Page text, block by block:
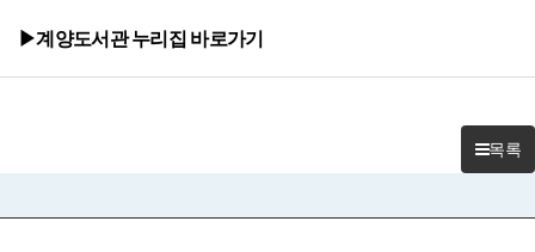
▶계양도서관 누리집 바로가기
목록